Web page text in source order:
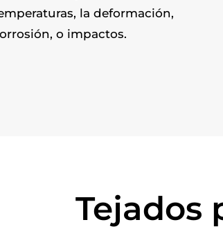
la deformación,
o impactos.
Tejados